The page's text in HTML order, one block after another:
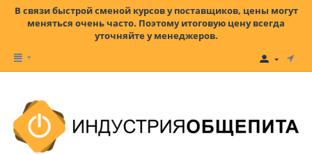
В связи быстрой сменой курсов у поставщиков, цены могут
меняться очень часто. Поэтому итоговую цену всегда
уточняйте у менеджеров.